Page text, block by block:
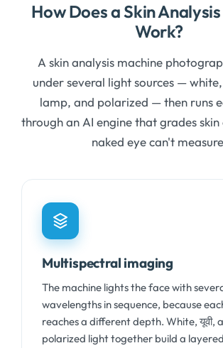
How Does a Skin
Work?
A skin analysis machine
under several light sources — white
lamp, and polarized — then runs
through an AI engine that grades
naked eye can't measure
Multispectral imaging
The machine lights the face with
wavelengths in sequence, because
reaches a different depth. White, यूवी,
polarized light together build a